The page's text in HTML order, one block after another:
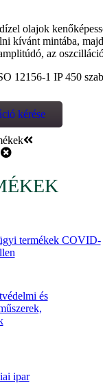
olajok
kívánt mintába,
az
12156-1 IP 450
kérése
termékek COVID-
és
ipar